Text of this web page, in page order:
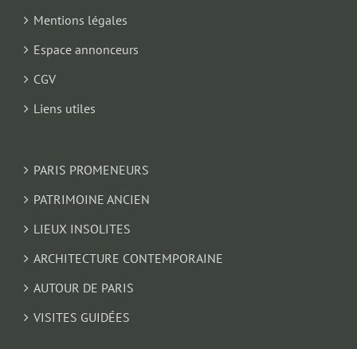
Mentions légales
Espace annonceurs
CGV
Liens utiles
PARIS PROMENEURS
PATRIMOINE ANCIEN
LIEUX INSOLITES
ARCHITECTURE CONTEMPORAINE
AUTOUR DE PARIS
VISITES GUIDÉES